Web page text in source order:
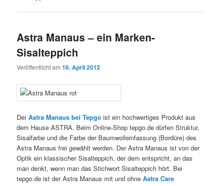
Astra Manaus – ein Marken-
Sisalteppich
Veröffentlicht am16. April 2012
DerAstra Manaus bei Tepgo ist ein hochwertiges Produkt aus
dem Hause ASTRA. Beim Online-Shop tepgo.de dürfen Struktur,
Sisalfarbe und die Farbe der Baumwolleinfassung (Bordüre) des
Astra Manaus frei gewählt werden. Der Astra Manaus ist von der
Optik ein klassischer Sisalteppich, der dem entspricht, an das
man denkt, wenn man das Stichwort Sisalteppich hört. Bei
tepgo.de ist der Astra Manaus mit und ohneAstra Care